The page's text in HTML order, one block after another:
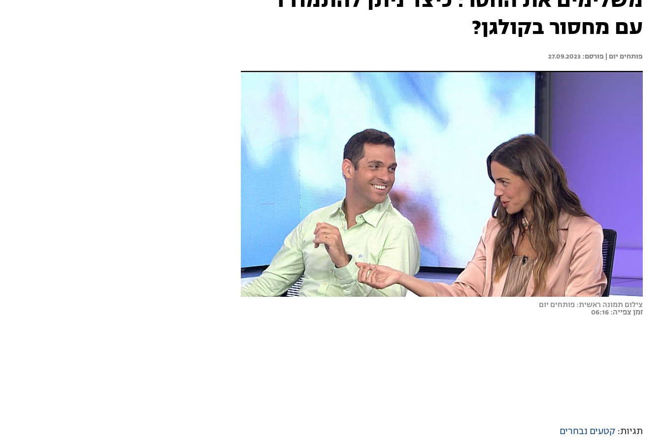
עם מחסור בקולגן?
פותחים יום | 27.09.2023
צילום תמונה ראשית: פותחים יום
זמן צפייה: 06:16
תגיות:קטעים נבחרים